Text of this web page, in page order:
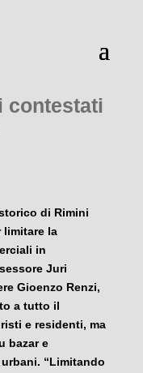
contestati
di Rimini
limitare la
in
Juri
Gioenzo Renzi,
a tutto il
e residenti, ma
bazar e
“Limitando